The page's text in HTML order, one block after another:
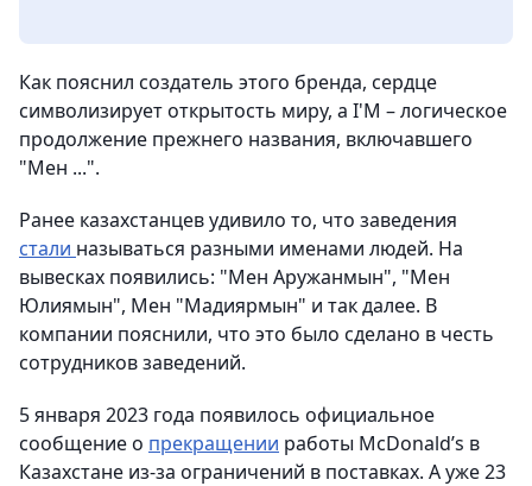
Как пояснил создатель этого бренда, сердце
символизирует открытость миру, а I'M – логическое
продолжение прежнего названия, включавшего
"Мен ...".
Ранее казахстанцев удивило то, что заведения
стали называться разными именами людей. На
вывесках появились: "Мен Аружанмын", "Мен
Юлиямын", Мен "Мадиярмын" и так далее. В
компании пояснили, что это было сделано в честь
сотрудников заведений.
5 января 2023 года появилось официальное
сообщение о прекращении работы McDonald’s в
Казахстане из-за ограничений в поставках. А уже 23